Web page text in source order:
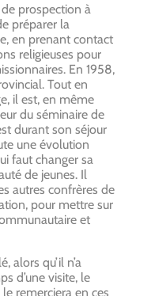
prospection à
préparer la
en prenant contact
religieuses pour
En 1958,
Tout en
il est, en même
du séminaire de
durant son séjour
une évolution
faut changer sa
de jeunes. Il
autres confrères de
pour mettre sur
et
alors qu’il n’a
d’une visite, le
remerciera en ces